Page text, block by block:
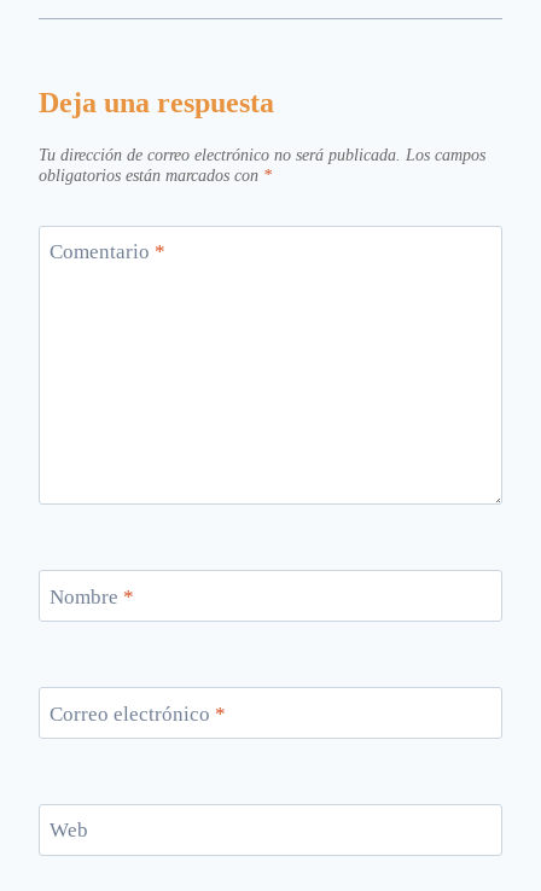
Deja una respuesta
Tu dirección de correo electrónico no será publicada. Los campos
obligatorios están marcados con *
Comentario *
Nombre *
Correo electrónico *
Web